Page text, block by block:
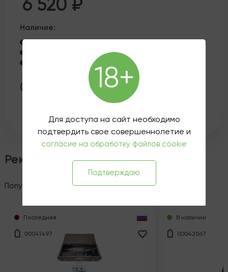
Наличие:
Казанская ул., 8-10 - Нет в наличии
Петроградская наб., 8 - Нет в наличии
ул. Жуковского, 10 - Нет в наличии
Эта покупка принесет вам
бонусный счет, если вы
авторизуетесь
зарегистрируетесь.
Рекомендованные товары
Популярное Эксклюзив Спецпредложения
Последняя
00041497
В наличии
00042067
18+
Для доступа на сайт необходимо
подтвердить свое совершеннолетие и
согласие на обработку файлов cookie
Подтверждаю